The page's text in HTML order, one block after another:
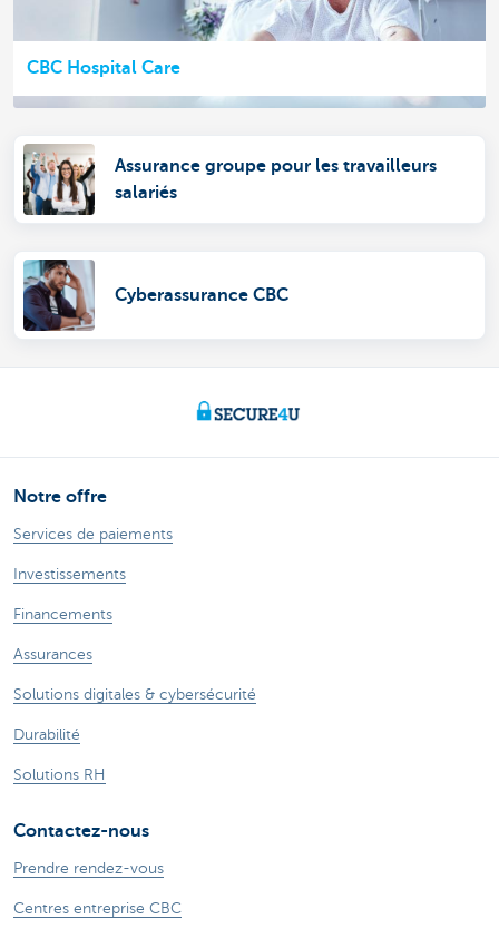
CBC Hospital Care
Assurance groupe pour les travailleurs
salariés
Cyberassurance CBC
Notre offre
Services de paiements
Investissements
Financements
Assurances
Solutions digitales & cybersécurité
Durabilité
Solutions RH
Contactez-nous
Prendre rendez-vous
Centres entreprise CBC